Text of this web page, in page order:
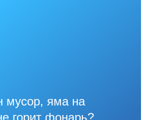
мусор, яма на
горит фонарь?